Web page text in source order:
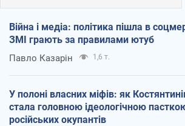
Війна і медіа: політика пішла в
ЗМІ грають за правилами ютуб
Павло Казарін 1,6 т.
У полоні власних міфів: як
стала головною ідеологічною
російських окупантів